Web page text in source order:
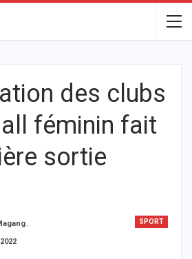
des clubs
féminin fait
sortie
SPORT
Nziengui